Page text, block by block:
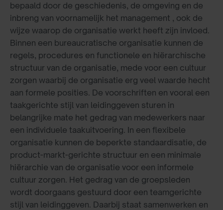
bepaald door de geschiedenis, de omgeving en de
inbreng van voornamelijk het management , ook de
wijze waarop de organisatie werkt heeft zijn invloed.
Binnen een bureaucratische organisatie kunnen de
regels, procedures en functionele en hiërarchische
structuur van de organisatie, mede voor een cultuur
zorgen waarbij de organisatie erg veel waarde hecht
aan formele posities. De voorschriften en vooral een
taakgerichte stijl van leidinggeven sturen in
belangrijke mate het gedrag van medewerkers naar
een individuele taakuitvoering. In een flexibele
organisatie kunnen de beperkte standaardisatie, de
product-markt-gerichte structuur en een minimale
hiërarchie van de organisatie voor een informele
cultuur zorgen. Het gedrag van de groepsleden
wordt doorgaans gestuurd door een teamgerichte
stijl van leidinggeven. Daarbij staat samenwerken en